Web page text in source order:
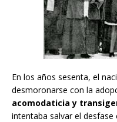
En los años sesenta, el
desmoronarse con la
acomodaticia y
intentaba salvar el